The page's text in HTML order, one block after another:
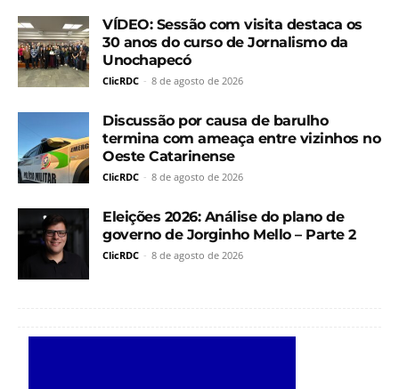
VÍDEO: Sessão com visita destaca os
30 anos do curso de Jornalismo da
Unochapecó
ClicRDC - 8 de agosto de 2026
Discussão por causa de barulho
termina com ameaça entre vizinhos no
Oeste Catarinense
ClicRDC - 8 de agosto de 2026
Eleições 2026: Análise do plano de
governo de Jorginho Mello – Parte 2
ClicRDC - 8 de agosto de 2026